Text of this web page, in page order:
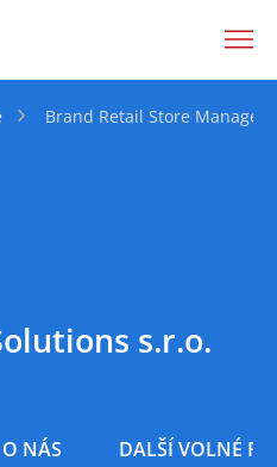
Brand Retail Store Manager
s.r.o.
O NÁS DALŠÍ VOLNÉ